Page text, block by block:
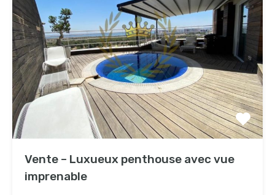
Vente – Luxueux penthouse avec vue
imprenable